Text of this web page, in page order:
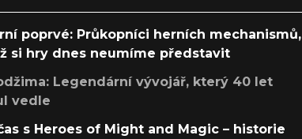
poprvé: Průkopníci herních mechanismů,
si hry dnes neumíme představit
Legendární vývojář, který 40 let
vedle
s Heroes of Might and Magic – historie